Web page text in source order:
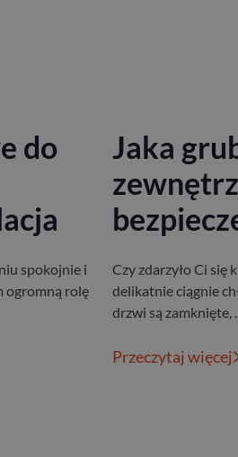
do
spokojnie i
ogromną rolę
Jaka
Czy zdarzyło Ci się
delikatnie ciągnie
drzwi są zamknięte,
Przeczytaj więcej